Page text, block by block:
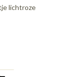
lichtroze